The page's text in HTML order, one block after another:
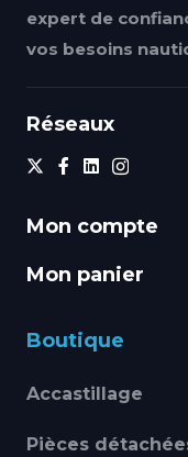
expert de
vos besoins
Réseaux
Mon compte
Mon panier
Boutique
Accastillage
Pièces